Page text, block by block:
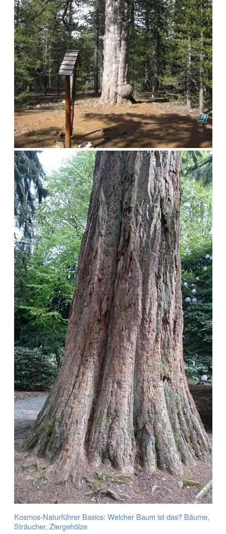
Kosmos-Naturführer Basics: Welcher Baum ist das? Bäume,
Sträucher, Ziergehölze